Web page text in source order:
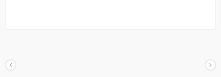
la que el papel se pegaría a la superficie húmeda